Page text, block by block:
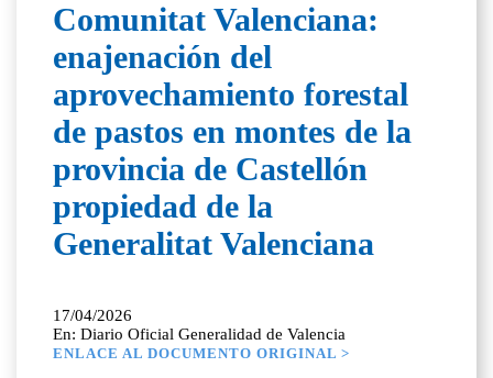
Comunitat Valenciana:
enajenación del
aprovechamiento forestal
de pastos en montes de la
provincia de Castellón
propiedad de la
Generalitat Valenciana
17/04/2026
En: Diario Oficial Generalidad de Valencia
ENLACE AL DOCUMENTO ORIGINAL >